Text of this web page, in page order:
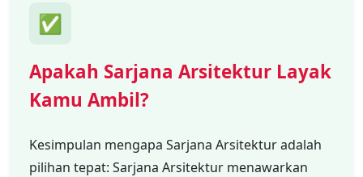
✅
Apakah Sarjana Arsitektur Layak
Kamu Ambil?
Kesimpulan mengapa Sarjana Arsitektur adalah
pilihan tepat: Sarjana Arsitektur menawarkan